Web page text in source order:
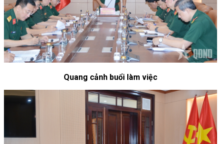
Quang cảnh buổi làm việc